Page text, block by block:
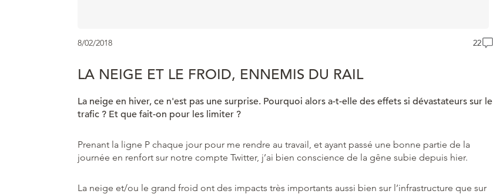
8/02/2018 22
LA NEIGE ET LE FROID, ENNEMIS DU RAIL
La neige en hiver, ce n'est pas une surprise. Pourquoi alors a-t-elle des effets si dévastateurs sur le
trafic ? Et que fait-on pour les limiter ?
Prenant la ligne P chaque jour pour me rendre au travail, et ayant passé une bonne partie de la
journée en renfort sur notre compte Twitter, j’ai bien conscience de la gêne subie depuis hier.
La neige et/ou le grand froid ont des impacts très importants aussi bien sur l’infrastructure que sur